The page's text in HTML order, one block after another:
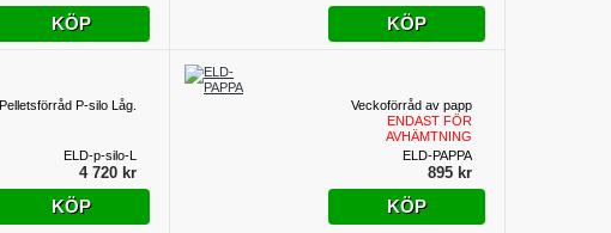
KÖP KÖP
Pelletsförråd P-silo Låg.
ELD-p-silo-L
4 720 kr
KÖP
Veckoförråd av papp
ENDAST FÖR
AVHÄMTNING
ELD-PAPPA
895 kr
KÖP